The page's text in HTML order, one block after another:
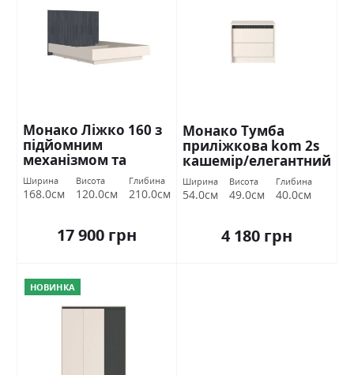
Монако Ліжко 160 з
підйомним
механізмом та
вкладом кашемір/
елегантний сірий
Ширина
168.0см
Висота
120.0см
Глибина
210.0см
17 900 грн
Монако Тумба
приліжкова kom 2s
кашемір/елегантний
сірий софттач
Гербор
Ширина
54.0см
Висота
49.0см
Глибина
40.0см
4 180 грн
НОВИНКА